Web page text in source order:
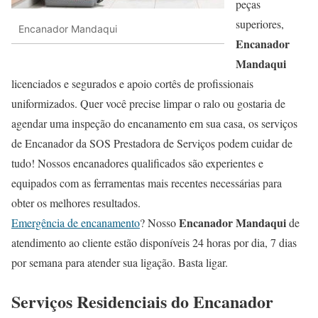
Encanador Mandaqui
peças
superiores,
Encanador
Mandaqui
licenciados e segurados e apoio cortês de profissionais
uniformizados. Quer você precise limpar o ralo ou gostaria de
agendar uma inspeção do encanamento em sua casa, os serviços
de Encanador da SOS Prestadora de Serviços podem cuidar de
tudo! Nossos encanadores qualificados são experientes e
equipados com as ferramentas mais recentes necessárias para
obter os melhores resultados.
Emergência de encanamento? NossoEncanador Mandaquide
atendimento ao cliente estão disponíveis 24 horas por dia, 7 dias
por semana para atender sua ligação. Basta ligar.
Serviços Residenciais do Encanador